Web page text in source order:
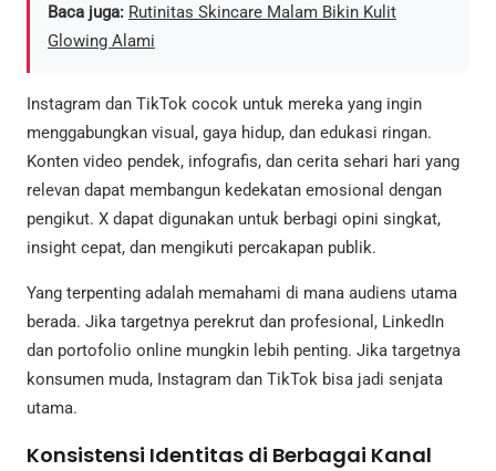
Baca juga: Rutinitas Skincare Malam Bikin Kulit
Glowing Alami
Instagram dan TikTok cocok untuk mereka yang ingin
menggabungkan visual, gaya hidup, dan edukasi ringan.
Konten video pendek, infografis, dan cerita sehari hari yang
relevan dapat membangun kedekatan emosional dengan
pengikut. X dapat digunakan untuk berbagi opini singkat,
insight cepat, dan mengikuti percakapan publik.
Yang terpenting adalah memahami di mana audiens utama
berada. Jika targetnya perekrut dan profesional, LinkedIn
dan portofolio online mungkin lebih penting. Jika targetnya
konsumen muda, Instagram dan TikTok bisa jadi senjata
utama.
Konsistensi Identitas di Berbagai Kanal